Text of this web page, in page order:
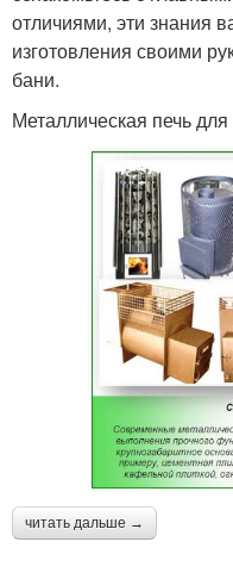
отличиями, эти знания
изготовления своими
бани.
Металлическая печь
читать дальше →